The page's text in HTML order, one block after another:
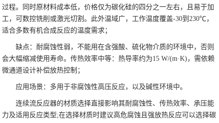
过程。同时原材料成本低，价格仅为碳化硅的四分之一左右，且易于加
工，可数控铣削或激光切割。此外温域广，工作温度覆盖-30到230℃，
适合多数有机合成反应的温度需求；
缺点：耐腐蚀性弱，不能用在含强酸、硫化物介质的环境中，否则
会大幅缩减使用寿命。传热效率中等：热导率约为15 W/(m·K)，需依赖
微通道设计补偿放热控制；
应用场景：多用于非腐蚀性高压反应，以及碱性环境中。
连续流反应器的材质选择直接影响其耐腐蚀性、传热效率、承压能
力及适用反应类型;在选择材质时建议高危腐蚀且强放热反应可以选择碳